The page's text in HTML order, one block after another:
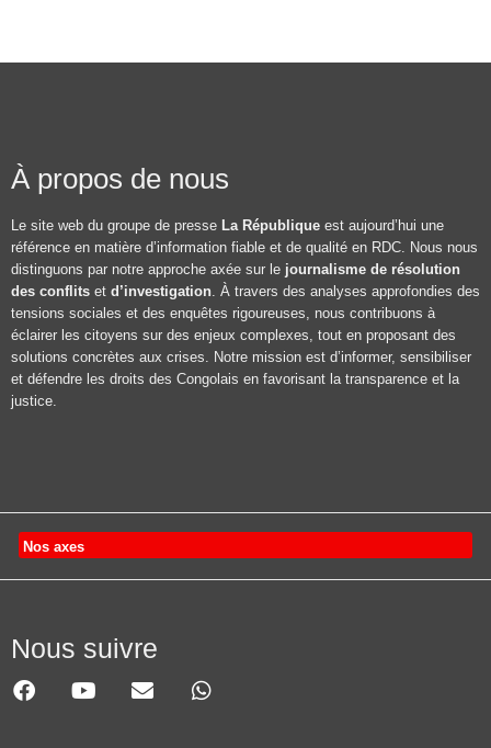
À propos de nous
Le site web du groupe de presse La République est aujourd’hui une
référence en matière d’information fiable et de qualité en RDC. Nous nous
distinguons par notre approche axée sur le journalisme de résolution
des conflits et d’investigation. À travers des analyses approfondies des
tensions sociales et des enquêtes rigoureuses, nous contribuons à
éclairer les citoyens sur des enjeux complexes, tout en proposant des
solutions concrètes aux crises. Notre mission est d’informer, sensibiliser
et défendre les droits des Congolais en favorisant la transparence et la
justice.
Nos axes
Nous suivre